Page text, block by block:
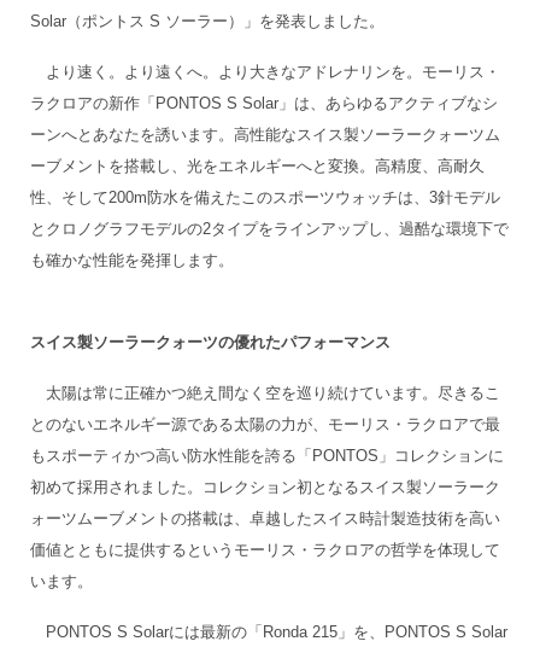
Solar（ポントス S ソーラー）」を発表しました。
より速く。より遠くへ。より大きなアドレナリンを。モーリス・
ラクロアの新作「PONTOS S Solar」は、あらゆるアクティブなシ
ーンへとあなたを誘います。高性能なスイス製ソーラークォーツム
ーブメントを搭載し、光をエネルギーへと変換。高精度、高耐久
性、そして200m防水を備えたこのスポーツウォッチは、3針モデル
とクロノグラフモデルの2タイプをラインアップし、過酷な環境下で
も確かな性能を発揮します。
スイス製ソーラークォーツの優れたパフォーマンス
太陽は常に正確かつ絶え間なく空を巡り続けています。尽きるこ
とのないエネルギー源である太陽の力が、モーリス・ラクロアで最
もスポーティかつ高い防水性能を誇る「PONTOS」コレクションに
初めて採用されました。コレクション初となるスイス製ソーラーク
ォーツムーブメントの搭載は、卓越したスイス時計製造技術を高い
価値とともに提供するというモーリス・ラクロアの哲学を体現して
います。
PONTOS S Solarには最新の「Ronda 215」を、PONTOS S Solar